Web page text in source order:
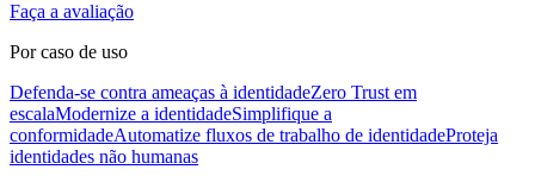
Faça a avaliação
Por caso de uso
Defenda-se contra ameaças à identidadeZero Trust em
escalaModernize a identidadeSimplifique a
conformidadeAutomatize fluxos de trabalho de identidadeProteja
identidades não humanas